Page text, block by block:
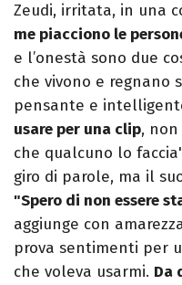
Zeudi, irritata, in una
me piacciono le
e l’onestà sono due
che vivono e regnano
pensante e
usare per una clip,
che qualcuno lo
giro di parole, ma il
"Spero di non essere
aggiunge con
prova sentimenti per
che voleva usarmi. Da